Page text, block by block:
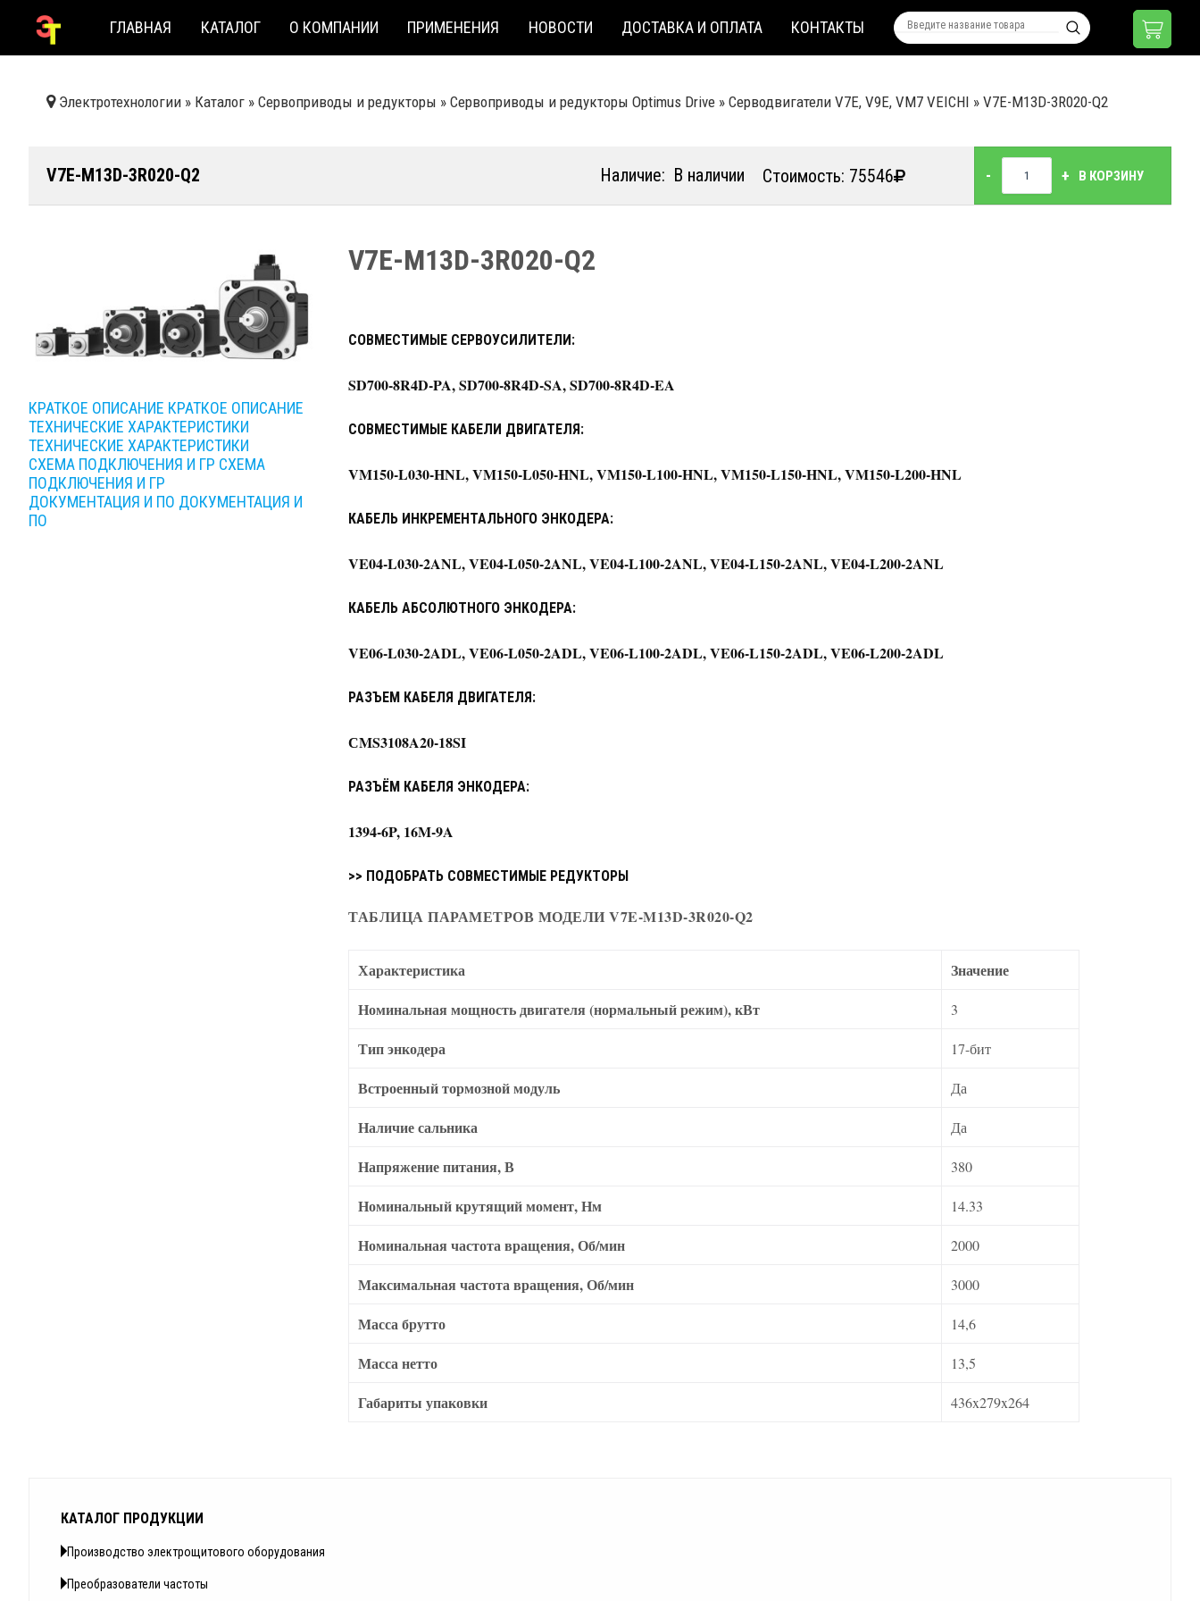
ГЛАВНАЯ КАТАЛОГ О КОМПАНИИ ПРИМЕНЕНИЯ НОВОСТИ ДОСТАВКА И ОПЛАТА КОНТАКТЫ
Электротехнологии » Каталог » Сервоприводы и редукторы » Сервоприводы и редукторы Optimus Drive » Серводвигатели V7E, V9E, VM7 VEICHI » V7E-M13D-3R020-Q2
V7E-M13D-3R020-Q2 Наличие: В наличии Стоимость: 75546 - + В КОРЗИНУ
КРАТКОЕ ОПИСАНИЕ КРАТКОЕ ОПИСАНИЕ
ТЕХНИЧЕСКИЕ ХАРАКТЕРИСТИКИ
ТЕХНИЧЕСКИЕ ХАРАКТЕРИСТИКИ
СХЕМА ПОДКЛЮЧЕНИЯ И ГР СХЕМА
ПОДКЛЮЧЕНИЯ И ГР
ДОКУМЕНТАЦИЯ И ПО ДОКУМЕНТАЦИЯ И
ПО
V7E-M13D-3R020-Q2
СОВМЕСТИМЫЕ СЕРВОУСИЛИТЕЛИ:
SD700-8R4D-PA, SD700-8R4D-SA, SD700-8R4D-EA
СОВМЕСТИМЫЕ КАБЕЛИ ДВИГАТЕЛЯ:
VM150-L030-HNL, VM150-L050-HNL, VM150-L100-HNL, VM150-L150-HNL, VM150-L200-HNL
КАБЕЛЬ ИНКРЕМЕНТАЛЬНОГО ЭНКОДЕРА:
VE04-L030-2ANL, VE04-L050-2ANL, VE04-L100-2ANL, VE04-L150-2ANL, VE04-L200-2ANL
КАБЕЛЬ АБСОЛЮТНОГО ЭНКОДЕРА:
VE06-L030-2ADL, VE06-L050-2ADL, VE06-L100-2ADL, VE06-L150-2ADL, VE06-L200-2ADL
РАЗЪЕМ КАБЕЛЯ ДВИГАТЕЛЯ:
СMS3108A20-18SI
РАЗЪЁМ КАБЕЛЯ ЭНКОДЕРА:
1394-6P, 16M-9A
>> ПОДОБРАТЬ СОВМЕСТИМЫЕ РЕДУКТОРЫ
ТАБЛИЦА ПАРАМЕТРОВ МОДЕЛИ V7E-M13D-3R020-Q2
Характеристика
Значение
Номинальная мощность двигателя (нормальный режим), кВт
3
Тип энкодера 17-бит
Встроенный тормозной модуль Да
Наличие сальника Да
Напряжение питания, В 380
Номинальный крутящий момент, Нм 14.33
Номинальная частота вращения, Об/мин 2000
Максимальная частота вращения, Об/мин 3000
Масса брутто 14,6
Масса нетто 13,5
Габариты упаковки 436x279x264
КАТАЛОГ ПРОДУКЦИИ
Производство электрощитового оборудования
Преобразователи частоты